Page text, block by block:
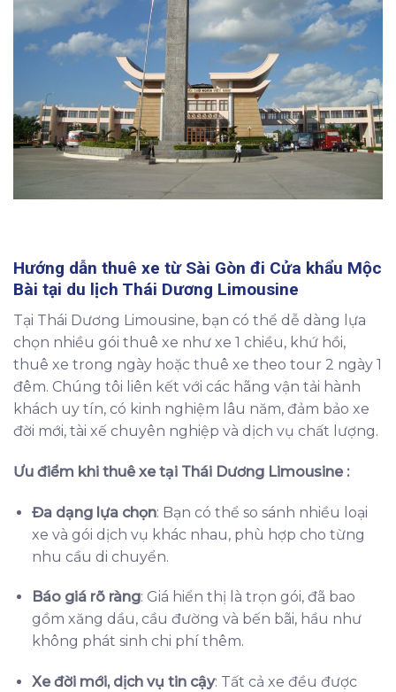
Hướng dẫn thuê xe từ Sài Gòn đi Cửa khẩu Mộc
Bài tại du lịch Thái Dương Limousine
Tại Thái Dương Limousine, bạn có thể dễ dàng lựa
chọn nhiều gói thuê xe như xe 1 chiều, khứ hồi,
thuê xe trong ngày hoặc thuê xe theo tour 2 ngày 1
đêm. Chúng tôi liên kết với các hãng vận tải hành
khách uy tín, có kinh nghiệm lâu năm, đảm bảo xe
đời mới, tài xế chuyên nghiệp và dịch vụ chất lượng.
Ưu điểm khi thuê xe tại Thái Dương Limousine :
Đa dạng lựa chọn: Bạn có thể so sánh nhiều loại
xe và gói dịch vụ khác nhau, phù hợp cho từng
nhu cầu di chuyển.
Báo giá rõ ràng: Giá hiển thị là trọn gói, đã bao
gồm xăng dầu, cầu đường và bến bãi, hầu như
không phát sinh chi phí thêm.
Xe đời mới, dịch vụ tin cậy: Tất cả xe đều được